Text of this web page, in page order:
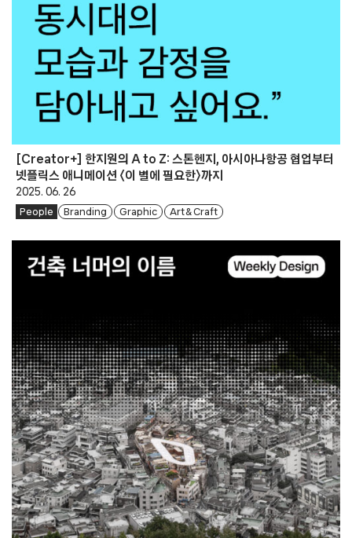
[Creator+] 한지원의 A to Z: 스톤헨지, 아시아나항공 협업부터
넷플릭스 애니메이션 〈이 별에 필요한〉까지
2025. 06. 26
People Branding Graphic Art & Craft